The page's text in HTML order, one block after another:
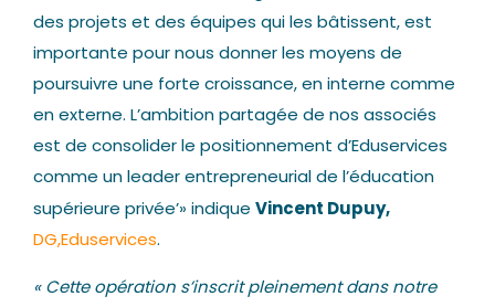
des projets et des équipes qui les bâtissent, est
importante pour nous donner les moyens de
poursuivre une forte croissance, en interne comme
en externe. L’ambition partagée de nos associés
est de consolider le positionnement d’Eduservices
comme un leader entrepreneurial de l’éducation
supérieure privée’»indique Vincent Dupuy,
DG,Eduservices.
« Cette opération s’inscrit pleinement dans notre